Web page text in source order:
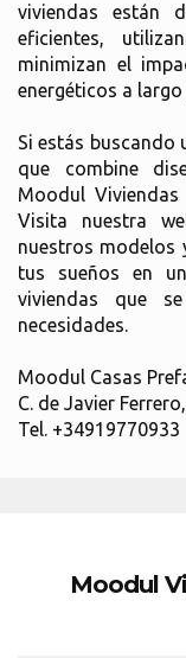
viviendas están
eficientes,
minimizan el
energéticos a largo
Si estás buscando
que combine
Moodul
Visita nuestra
nuestros modelos
tus sueños en
viviendas que
necesidades.
Moodul Casas
C. de Javier
Tel. +34919770933
Moodul